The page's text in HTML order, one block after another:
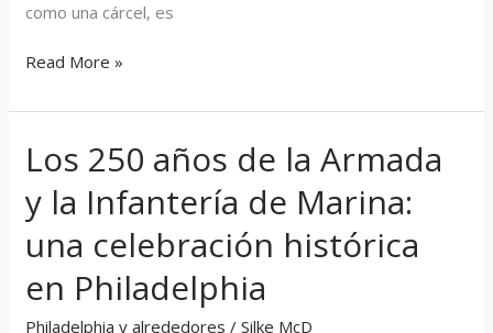
como una cárcel, es
Read More »
Los 250 años de la Armada
y la Infantería de Marina:
una celebración histórica
en Philadelphia
Philadelphia y alrededores /Silke McD
Los
250
años
de
la
y
la